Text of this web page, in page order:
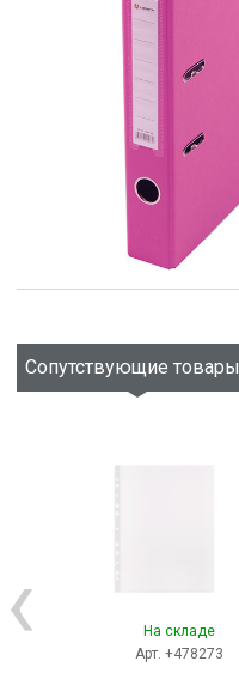
Сопутствующие товары
На складе
Арт. +478273